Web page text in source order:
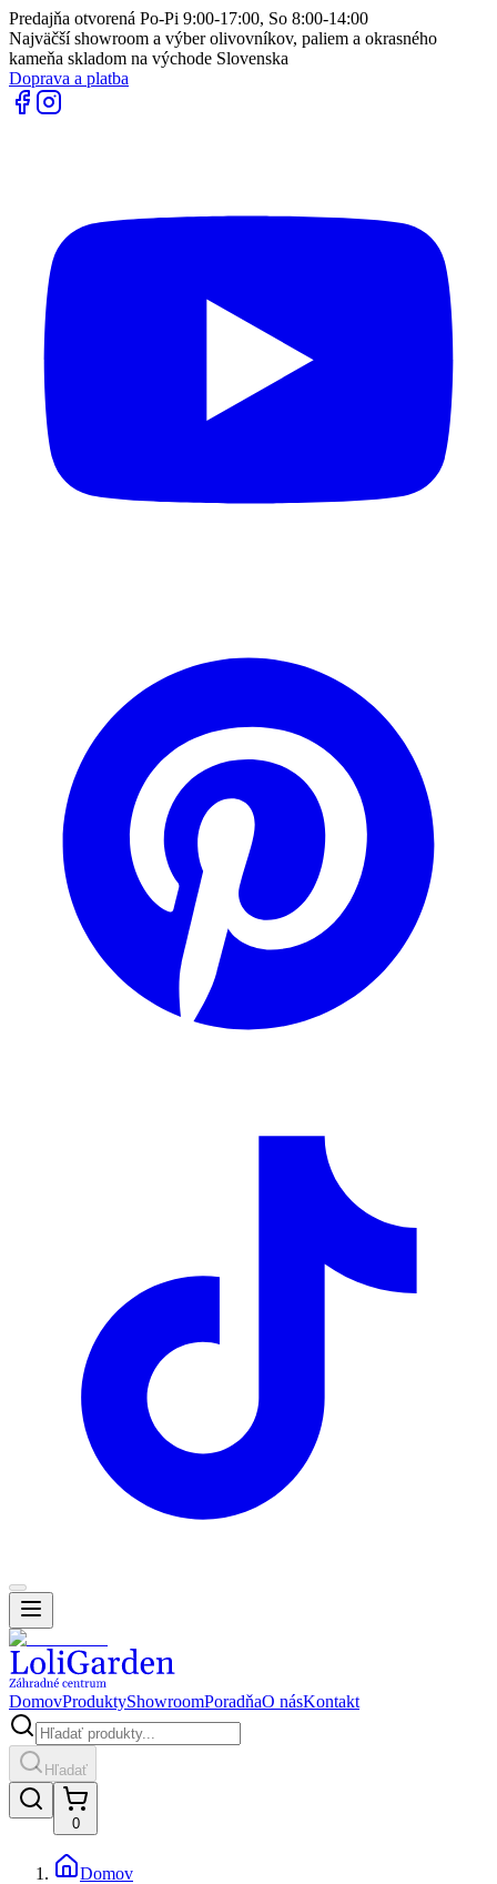
Predajňa otvorená Po-Pi 9:00-17:00, So 8:00-14:00
Najväčší showroom a výber olivovníkov, paliem a okrasného
kameňa skladom na východe Slovenska
Doprava a platba
DomovProduktyShowroomPoradňaO násKontakt
Hľadať
0
Domov